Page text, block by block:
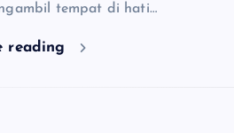
tempat di hati…
reading